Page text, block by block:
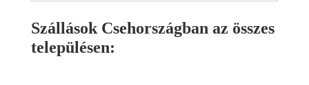
Szállások Csehországban az összes
településen: